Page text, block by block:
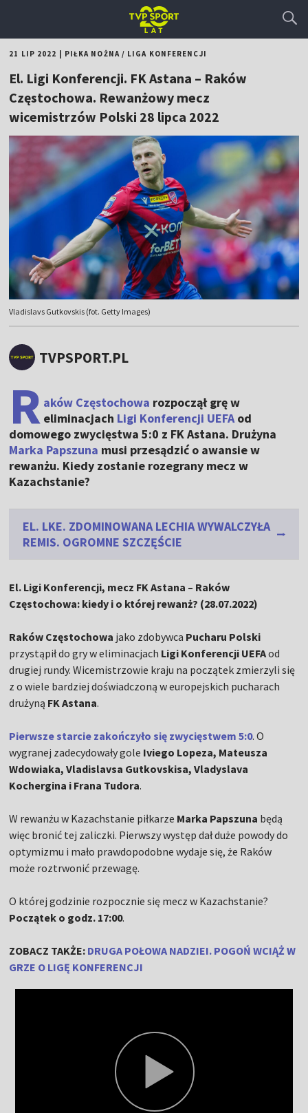
21 LIP 2022 PIŁKA NOŻNA/ LIGA KONFERENCJI
El. Ligi Konferencji. FK Astana – Raków
Częstochowa. Rewanżowy mecz
wicemistrzów Polski 28 lipca 2022
Vladislavs Gutkovskis (fot. Getty Images)
TVPSPORT.PL
R aków Częstochowa rozpoczął grę w
eliminacjach Ligi Konferencji UEFAod
domowego zwycięstwa 5:0 z FK Astana. Drużyna
Marka Papszuna musi przesądzić o awansie w
rewanżu. Kiedy zostanie rozegrany mecz w
Kazachstanie?
EL. LKE. ZDOMINOWANA LECHIA WYWALCZYŁA
REMIS. OGROMNE SZCZĘŚCIE
El. Ligi Konferencji, mecz FK Astana – Raków
Częstochowa: kiedy i o której rewanż? (28.07.2022)
Raków Częstochowa jako zdobywca Pucharu Polski
przystąpił do gry w eliminacjach Ligi Konferencji UEFAod
drugiej rundy. Wicemistrzowie kraju na początek zmierzyli się
z o wiele bardziej doświadczoną w europejskich pucharach
drużyną FK Astana.
Pierwsze starcie zakończyło się zwycięstwem 5:0. O
wygranej zadecydowały gole Iviego Lopeza, Mateusza
Wdowiaka, Vladislavsa Gutkovskisa, Vladyslava
Kochergina i Frana Tudora.
W rewanżu w Kazachstanie piłkarze Marka Papszuna będą
więc bronić tej zaliczki. Pierwszy występ dał duże powody do
optymizmu i mało prawdopodobne wydaje się, że Raków
może roztrwonić przewagę.
O której godzinie rozpocznie się mecz w Kazachstanie?
Początek o godz. 17:00.
ZOBACZ TAKŻE: DRUGA POŁOWA NADZIEI. POGOŃ WCIĄŻ W
GRZE O LIGĘ KONFERENCJI